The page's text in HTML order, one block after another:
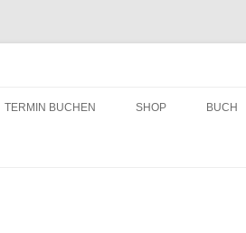
Inhalt
TERMIN BUCHEN SHOP BUCH